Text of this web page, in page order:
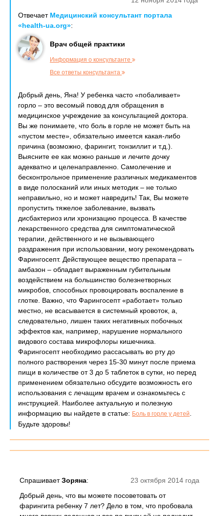
Отвечает Медицинский консультант портала
«health-ua.org»:
Врач общей практики
Информация о консультанте
Все ответы консультанта
Добрый день, Яна! У ребенка часто «побаливает»
горло – это весомый повод для обращения в
медицинское учреждение за консультацией доктора.
Вы же понимаете, что боль в горле не может быть на
«пустом месте», обязательно имеется какая-либо
причина (возможно, фарингит, тонзиллит и т.д.).
Выясните ее как можно раньше и лечите дочку
адекватно и целенаправленно. Самолечение и
бесконтрольное применение различных медикаментов
в виде полосканий или иных методик – не только
неправильно, но и может навредить! Так, Вы можете
пропустить тяжелое заболевание, вызвать
дисбактериоз или хронизацию процесса. В качестве
лекарственного средства для симптоматической
терапии, действенного и не вызывающего
раздражения при использовании, могу рекомендовать
Фарингосепт. Действующее вещество препарата –
амбазон – обладает выраженным губительным
воздействием на большинство болезнетворных
микробов, способных провоцировать воспаление в
глотке. Важно, что Фарингосепт «работает» только
местно, не всасывается в системный кровоток, а,
следовательно, лишен таких негативных побочных
эффектов как, например, нарушение нормального
видового состава микрофлоры кишечника.
Фарингосепт необходимо рассасывать во рту до
полного растворения через 15-30 минут после приема
пищи в количестве от 3 до 5 таблеток в сутки, но перед
применением обязательно обсудите возможность его
использования с лечащим врачем и ознакомьтесь с
инструкцией. Наиболее актуальную и полезную
информацию вы найдете в статье: Боль в горле у детей
Будьте здоровы!
23 октября 2014 года
СпрашиваетЗоряна:
Добрый день, что вы можете посоветовать от
фарингита ребенку 7 лет? Дело в том, что пробовала